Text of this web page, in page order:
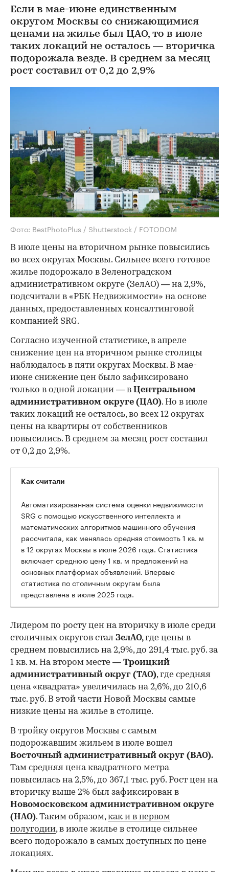
Если в мае-июне единственным
округом Москвы со снижающимися
ценами на жилье был ЦАО, то в июле
таких локаций не осталось — вторичка
подорожала везде. В среднем за месяц
рост составил от 0,2 до 2,9%
Фото: BestPhotoPlus / Shutterstock / FOTODOM
В июле цены на вторичном рынке повысились
во всех округах Москвы. Сильнее всего готовое
жилье подорожало в Зеленоградском
административном округе (ЗелАО) — на 2,9%,
подсчитали в «РБК Недвижимости» на основе
данных, предоставленных консалтинговой
компанией SRG.
Согласно изученной статистике, в апреле
снижение цен на вторичном рынке столицы
наблюдалось в пяти округах Москвы. В мае-
июне снижение цен было зафиксировано
только в одной локации — в Центральном
административном округе (ЦАО). Но в июле
таких локаций не осталось, во всех 12 округах
цены на квартиры от собственников
повысились. В среднем за месяц рост составил
от 0,2 до 2,9%.
Как считали
Автоматизированная система оценки недвижимости
SRG с помощью искусственного интеллекта и
математических алгоритмов машинного обучения
рассчитала, как менялась средняя стоимость 1 кв. м
в 12 округах Москвы в июле 2026 года. Статистика
включает среднюю цену 1 кв. м предложений на
основных платформах объявлений. Впервые
статистика по столичным округам была
представлена в июле 2025 года.
Лидером по росту цен на вторичку в июле среди
столичных округов стал ЗелАО,где цены в
среднем повысились на 2,9%, до 291,4 тыс. руб. за
1 кв. м. На втором месте — Троицкий
административный округ (ТАО), где средняя
цена «квадрата» увеличилась на 2,6%, до 210,6
тыс. руб. В этой части Новой Москвы самые
низкие цены на жилье в столице.
В тройку округов Москвы с самым
подорожавшим жильем в июле вошел
Восточный административный округ (ВАО).
Там средняя цена квадратного метра
повысилась на 2,5%, до 367,1 тыс. руб. Рост цен на
вторичку выше 2% был зафиксирован в
Новомосковском административном округе
(НАО). Таким образом,как и в первом
полугодии, в июле жилье в столице сильнее
всего подорожало в самых доступных по цене
локациях.